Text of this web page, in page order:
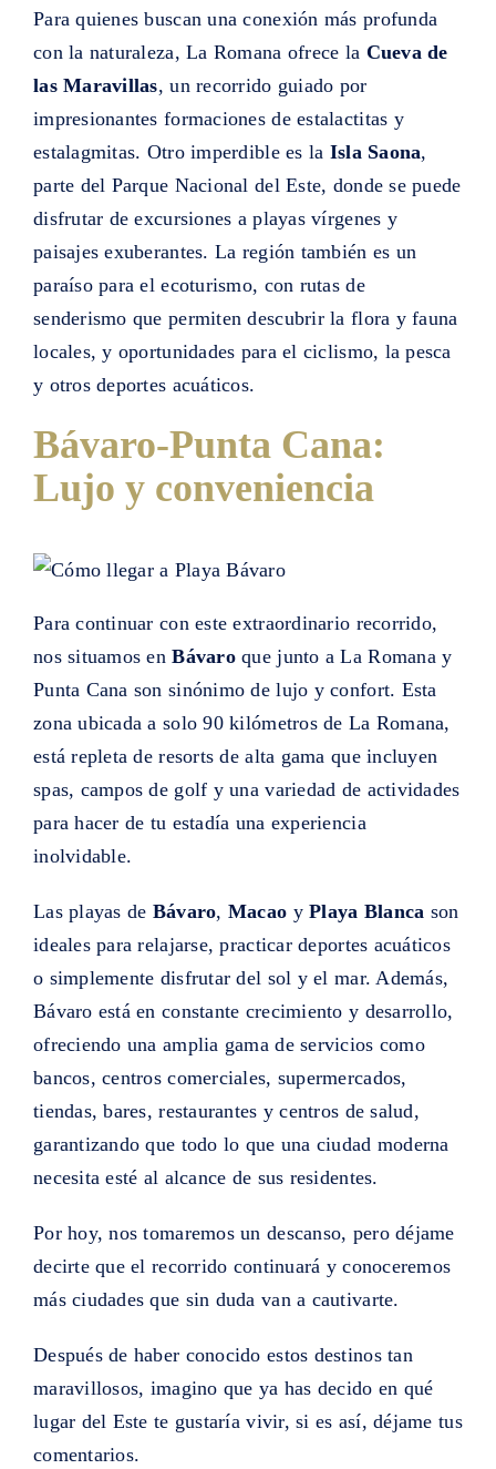
Para quienes buscan una conexión más profunda
con la naturaleza, La Romana ofrece la Cueva de
las Maravillas, un recorrido guiado por
impresionantes formaciones de estalactitas y
estalagmitas. Otro imperdible es la Isla Saona,
parte del Parque Nacional del Este, donde se puede
disfrutar de excursiones a playas vírgenes y
paisajes exuberantes. La región también es un
paraíso para el ecoturismo, con rutas de
senderismo que permiten descubrir la flora y fauna
locales, y oportunidades para el ciclismo, la pesca
y otros deportes acuáticos.
Bávaro-Punta Cana:
Lujo y conveniencia
Para continuar con este extraordinario recorrido,
nos situamos en Bávaroque junto a La Romana y
Punta Cana son sinónimo de lujo y confort. Esta
zona ubicada a solo 90 kilómetros de La Romana,
está repleta de resorts de alta gama que incluyen
spas, campos de golf y una variedad de actividades
para hacer de tu estadía una experiencia
inolvidable.
Las playas de Bávaro, Macao yPlaya Blanca son
ideales para relajarse, practicar deportes acuáticos
o simplemente disfrutar del sol y el mar. Además,
Bávaro está en constante crecimiento y desarrollo,
ofreciendo una amplia gama de servicios como
bancos, centros comerciales, supermercados,
tiendas, bares, restaurantes y centros de salud,
garantizando que todo lo que una ciudad moderna
necesita esté al alcance de sus residentes.
Por hoy, nos tomaremos un descanso, pero déjame
decirte que el recorrido continuará y conoceremos
más ciudades que sin duda van a cautivarte.
Después de haber conocido estos destinos tan
maravillosos, imagino que ya has decido en qué
lugar del Este te gustaría vivir, si es así, déjame tus
comentarios.